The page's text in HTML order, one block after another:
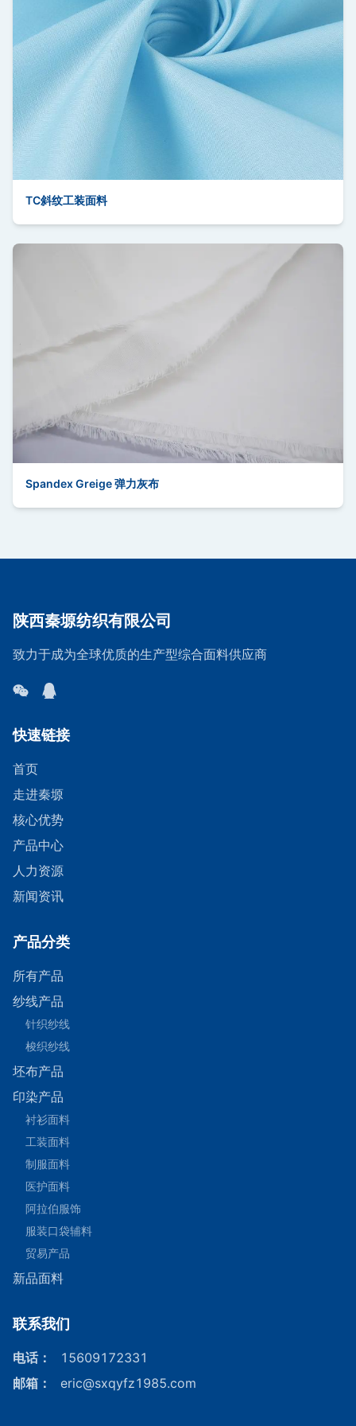
TC斜纹工装面料
Spandex Greige 弹力灰布
陕西秦塬纺织有限公司
致力于成为全球优质的生产型综合面料供应商
快速链接
首页
走进秦塬
核心优势
产品中心
人力资源
新闻资讯
产品分类
所有产品
纱线产品
针织纱线
梭织纱线
坯布产品
印染产品
衬衫面料
工装面料
制服面料
医护面料
阿拉伯服饰
服装口袋辅料
贸易产品
新品面料
联系我们
电话：
15609172331
邮箱 ： eric@sxqyfz1985.com